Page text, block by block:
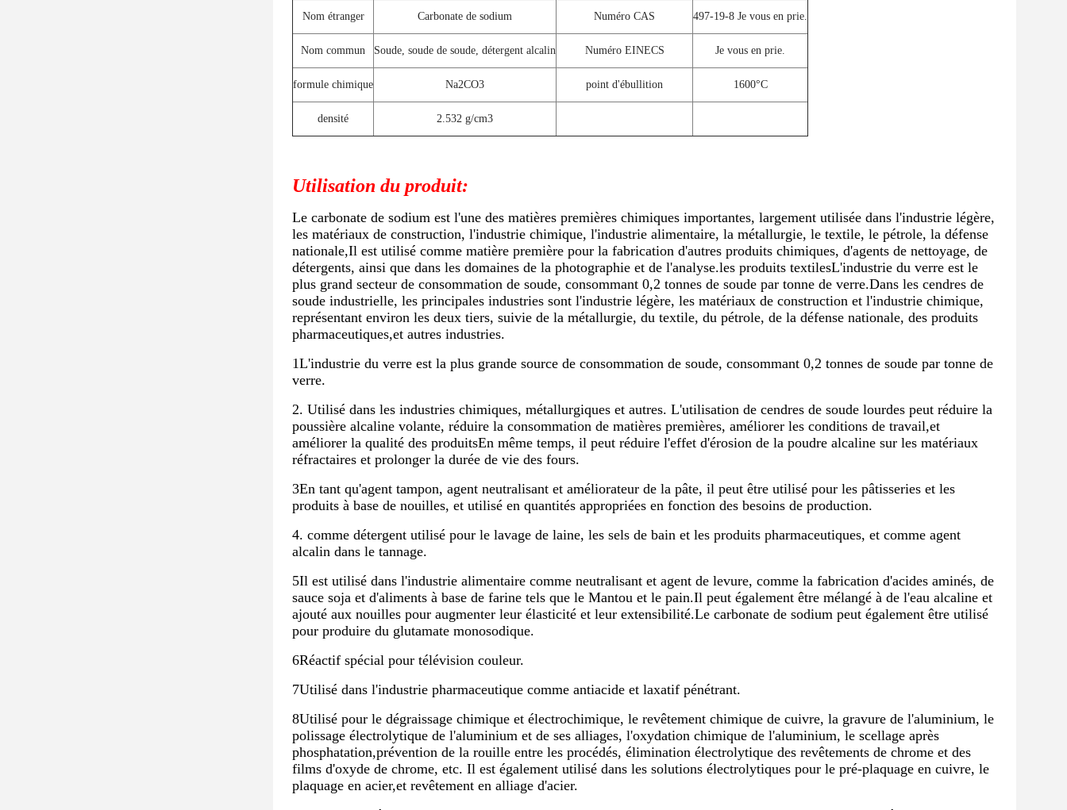
Nom étranger Carbonate de sodium Numéro CAS 497-19-8 Je vous en prie.
Nom commun Soude, soude de soude, détergent alcalin Numéro EINECS Je vous en prie.
formule chimique Na2CO3 point d'ébullition 1600°C
densité 2.532 g/cm3
Utilisation du produit:
Le carbonate de sodium est l'une des matières premières chimiques importantes, largement utilisée dans l'industrie légère,
les matériaux de construction, l'industrie chimique, l'industrie alimentaire, la métallurgie, le textile, le pétrole, la défense
nationale,Il est utilisé comme matière première pour la fabrication d'autres produits chimiques, d'agents de nettoyage, de
détergents, ainsi que dans les domaines de la photographie et de l'analyse.les produits textilesL'industrie du verre est le
plus grand secteur de consommation de soude, consommant 0,2 tonnes de soude par tonne de verre.Dans les cendres de
soude industrielle, les principales industries sont l'industrie légère, les matériaux de construction et l'industrie chimique,
représentant environ les deux tiers, suivie de la métallurgie, du textile, du pétrole, de la défense nationale, des produits
pharmaceutiques,et autres industries.
1L'industrie du verre est la plus grande source de consommation de soude, consommant 0,2 tonnes de soude par tonne de
verre.
2. Utilisé dans les industries chimiques, métallurgiques et autres. L'utilisation de cendres de soude lourdes peut réduire la
poussière alcaline volante, réduire la consommation de matières premières, améliorer les conditions de travail,et
améliorer la qualité des produitsEn même temps, il peut réduire l'effet d'érosion de la poudre alcaline sur les matériaux
réfractaires et prolonger la durée de vie des fours.
3En tant qu'agent tampon, agent neutralisant et améliorateur de la pâte, il peut être utilisé pour les pâtisseries et les
produits à base de nouilles, et utilisé en quantités appropriées en fonction des besoins de production.
4. comme détergent utilisé pour le lavage de laine, les sels de bain et les produits pharmaceutiques, et comme agent
alcalin dans le tannage.
5Il est utilisé dans l'industrie alimentaire comme neutralisant et agent de levure, comme la fabrication d'acides aminés, de
sauce soja et d'aliments à base de farine tels que le Mantou et le pain.Il peut également être mélangé à de l'eau alcaline et
ajouté aux nouilles pour augmenter leur élasticité et leur extensibilité.Le carbonate de sodium peut également être utilisé
pour produire du glutamate monosodique.
6Réactif spécial pour télévision couleur.
7Utilisé dans l'industrie pharmaceutique comme antiacide et laxatif pénétrant.
8Utilisé pour le dégraissage chimique et électrochimique, le revêtement chimique de cuivre, la gravure de l'aluminium, le
polissage électrolytique de l'aluminium et de ses alliages, l'oxydation chimique de l'aluminium, le scellage après
phosphatation,prévention de la rouille entre les procédés, élimination électrolytique des revêtements de chrome et des
films d'oxyde de chrome, etc. Il est également utilisé dans les solutions électrolytiques pour le pré-plaquage en cuivre, le
plaquage en acier,et revêtement en alliage d'acier.